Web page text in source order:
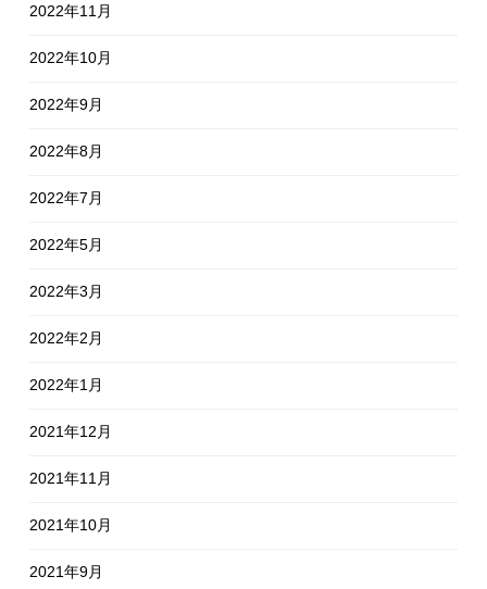
2022年11月
2022年10月
2022年9月
2022年8月
2022年7月
2022年5月
2022年3月
2022年2月
2022年1月
2021年12月
2021年11月
2021年10月
2021年9月